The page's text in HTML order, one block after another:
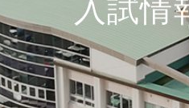
入試情